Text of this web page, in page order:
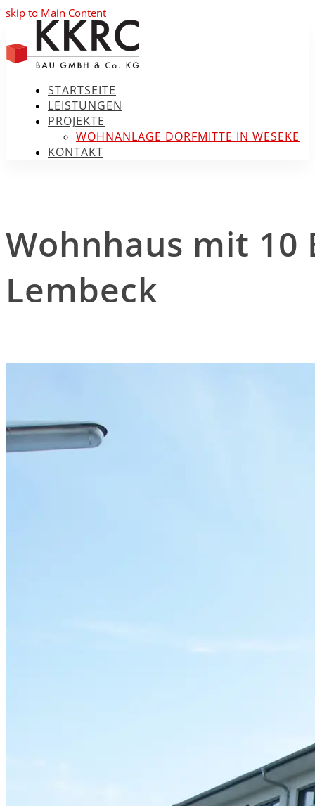
skip to Main Content
STARTSEITE
LEISTUNGEN
PROJEKTE
WOHNANLAGE DORFMITTE IN WESEKE
KONTAKT
Wohnhaus mit
Lembeck